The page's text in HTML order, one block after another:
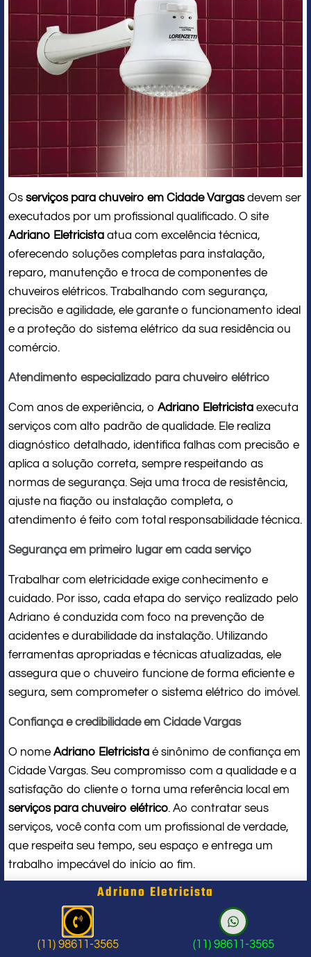
Os serviços para chuveiro em Cidade Vargasdevem ser
executados por um profissional qualificado. O site
Adriano Eletricista atua com excelência técnica,
oferecendo soluções completas para instalação,
reparo, manutenção e troca de componentes de
chuveiros elétricos. Trabalhando com segurança,
precisão e agilidade, ele garante o funcionamento ideal
e a proteção do sistema elétrico da sua residência ou
comércio.
Atendimento especializado para chuveiro elétrico
Com anos de experiência, o Adriano Eletricista executa
serviços com alto padrão de qualidade. Ele realiza
diagnóstico detalhado, identifica falhas com precisão e
aplica a solução correta, sempre respeitando as
normas de segurança. Seja uma troca de resistência,
ajuste na fiação ou instalação completa, o
atendimento é feito com total responsabilidade técnica.
Segurança em primeiro lugar em cada serviço
Trabalhar com eletricidade exige conhecimento e
cuidado. Por isso, cada etapa do serviço realizado pelo
Adriano é conduzida com foco na prevenção de
acidentes e durabilidade da instalação. Utilizando
ferramentas apropriadas e técnicas atualizadas, ele
assegura que o chuveiro funcione de forma eficiente e
segura, sem comprometer o sistema elétrico do imóvel.
Confiança e credibilidade em Cidade Vargas
O nome Adriano Eletricista é sinônimo de confiança em
Cidade Vargas. Seu compromisso com a qualidade e a
satisfação do cliente o torna uma referência local em
serviços para chuveiro elétrico. Ao contratar seus
serviços, você conta com um profissional de verdade,
que respeita seu tempo, seu espaço e entrega um
trabalho impecável do início ao fim.
Problema com chuveiro: sinais que
indicam a hora de chamar um
profissional
Adriano Eletricista
(11) 98611-3565 (11) 98611-3565